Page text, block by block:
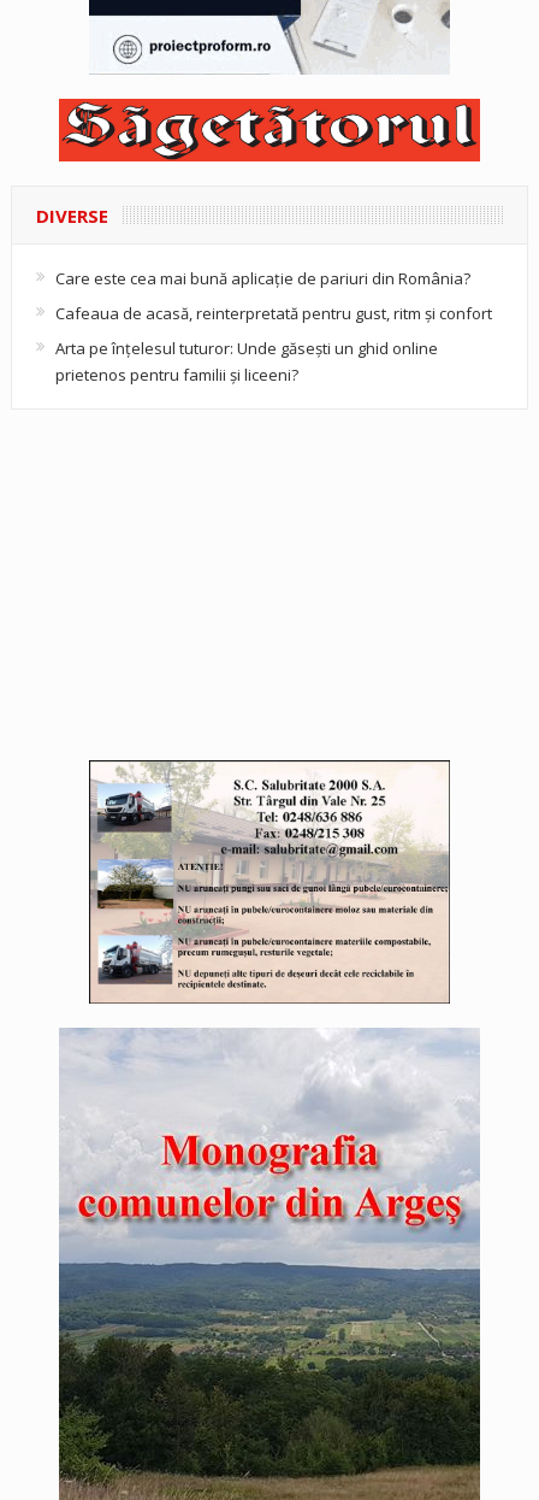
DIVERSE
Care este cea mai bună aplicație de pariuri din România?
Cafeaua de acasă, reinterpretată pentru gust, ritm și confort
Arta pe înțelesul tuturor: Unde găsești un ghid online
prietenos pentru familii și liceeni?